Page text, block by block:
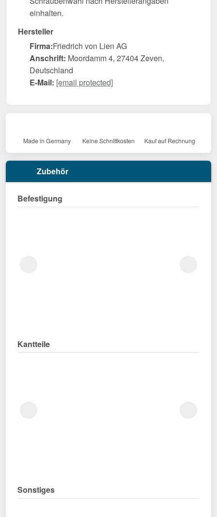
einhalten.
Hersteller
Firma:Friedrich von Lien AG
Anschrift: Moordamm 4, 27404 Zeven,
Deutschland
E-Mail: [email protected]
Made in Germany Keine Schnittkosten Kauf auf Rechnung
Zubehör
Befestigung
Kantteile
Sonstiges